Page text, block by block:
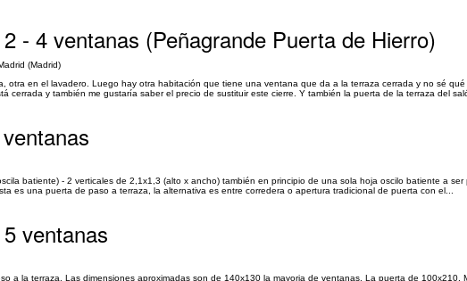
- 4 ventanas (Peñagrande Puerta de Hierro)
(Madrid)
otra en el lavadero. Luego hay otra habitación que tiene una ventana que da a la terraza cerrada y no sé
cerrada y también me gustaría saber el precio de sustituir este cierre. Y también la puerta de la terraza del
batiente) - 2 verticales de 2,1x1,3 (alto x ancho) también en principio de una sola hoja oscilo batiente a ser
es una puerta de paso a terraza, la alternativa es entre corredera o apertura tradicional de puerta con el...
ventanas
a la terraza. Las dimensiones aproximadas son de 140x130 la mayoria de ventanas. La puerta de 100x210.